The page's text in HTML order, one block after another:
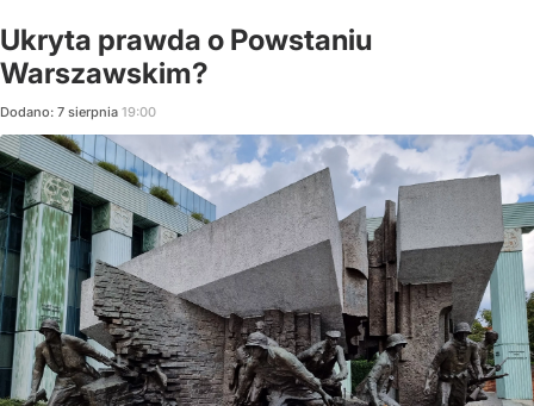
Ukryta prawda o Powstaniu
Warszawskim?
Dodano: 7 sierpnia 19:00